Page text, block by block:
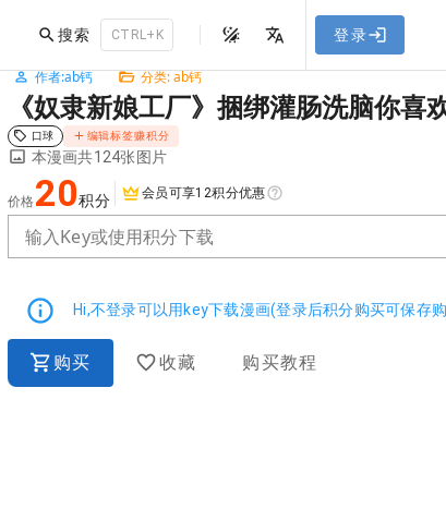
搜索 CTRL+K 登录
作者:ab钙 分类: ab钙
《奴隶新娘工厂》捆绑灌肠洗脑你喜
口球 编辑标签赚积分
本漫画共124张图片
价格 20积分 会员可享12积分优惠
输入Key或使用积分下载
Hi,不登录可以用key下载漫画(登录后积分购买可保存
购买 收藏 购买教程